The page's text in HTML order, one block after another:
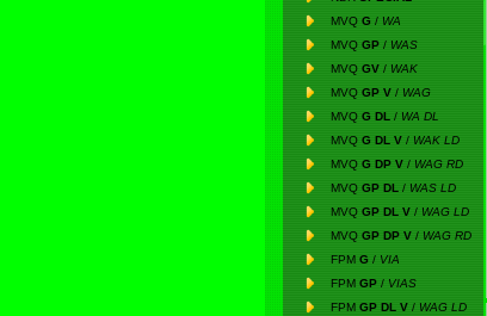
MVQ G / WA
MVQ GP / WAS
MVQ GV / WAK
MVQ GP V / WAG
MVQ G DL / WA DL
MVQ G DL V / WAK LD
MVQ G DP V / WAG RD
MVQ GP DL / WAS LD
MVQ GP DL V / WAG LD
MVQ GP DP V / WAG RD
FPM G / VIA
FPM GP / VIAS
FPM GP DL V / WAG LD